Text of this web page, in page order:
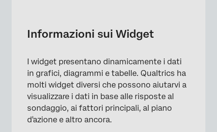
Informazioni sui Widget
I widget presentano dinamicamente i dati
in grafici, diagrammi e tabelle. Qualtrics ha
molti widget diversi che possono aiutarvi a
visualizzare i dati in base alle risposte al
sondaggio, ai fattori principali, al piano
d'azione e altro ancora.